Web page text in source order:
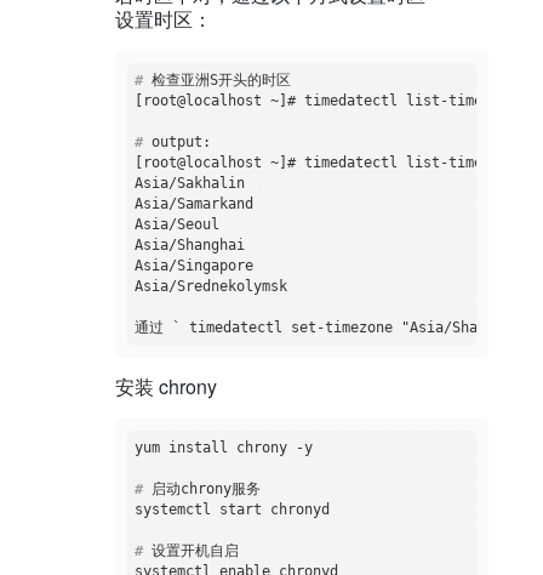
设置时区：
# 检查亚洲S开头的时区
# output:
[root@localhost ~]# timedatectl list-
Asia/Sakhalin
Asia/Samarkand
Asia/Seoul
Asia/Shanghai
Asia/Singapore
Asia/Srednekolymsk
安装 chrony
# 启动chrony服务
# 设置开机自启